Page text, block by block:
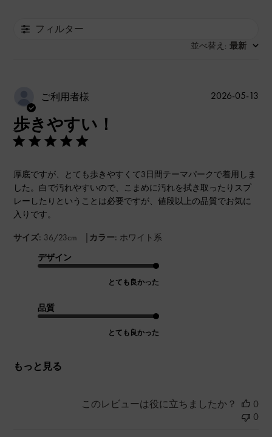
フィルター
並べ替え : 最新
ご利用者様
歩きやすい！
厚底ですが、とても歩きやすくて3日間テーマパークで着用しま
した。白で汚れやすいので、こまめに汚れを拭き取ったりスプ
レーしたりということは必要ですが、値段以上の品質でお気に
入りです。
サイズ: 36/23cm | カラー: ホワイト系
デザイン
とても良かった
品質
とても良かった
もっと見る
公
2026-05-13
このレビューは役に立ちましたか？
0
0